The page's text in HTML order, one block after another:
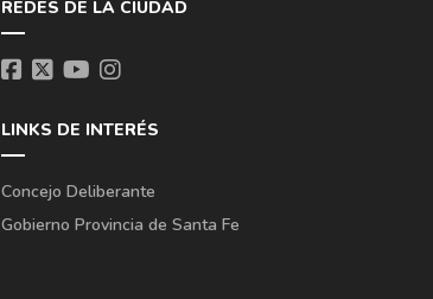
REDES DE LA CIUDAD
LINKS DE INTERÉS
Concejo Deliberante
Gobierno Provincia de Santa Fe